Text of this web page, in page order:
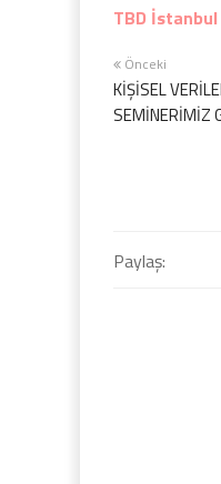
TBD İstanbul
Önceki
KİŞİSEL
SEMİNERİMİZ
Paylaş: